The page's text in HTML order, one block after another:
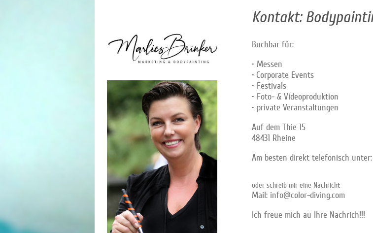
Kontakt:
Buchbar für:
• Messen
• Corporate Events
• Festivals
• Foto- & Videoproduktion
• private Veranstaltungen
Auf dem Thie 15
48431 Rheine
Am besten direkt telefonisch unter:
oder schreib mir eine Nachricht
Mail: info@color-diving.com
Ich freue mich au Ihre Nachrich!!!